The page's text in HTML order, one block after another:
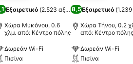
Εξαιρετικό (2.523 αξιολογήσεις)
Χώρα Μυκόνου, 0.6
χλμ. από: Κέντρο πόλης
Δωρεάν Wi-Fi
Πισίνα
8,5Εξαιρετικό (1.239
Χώρα Τήνου, 0.2
από: Κέντρο πόλης
Δωρεάν Wi-Fi
Πισίνα